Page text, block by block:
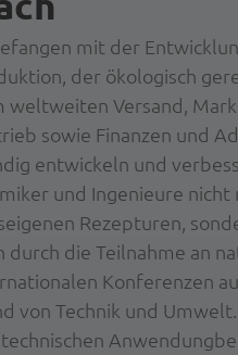
mit der
der ökologisch
weltweiten Versand,
sowie Finanzen und
entwickeln und
und Ingenieure nicht
Rezepturen,
durch die Teilnahme an
Konferenzen
von Technik und